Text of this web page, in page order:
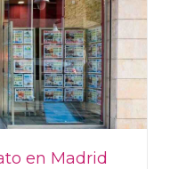
en Madrid